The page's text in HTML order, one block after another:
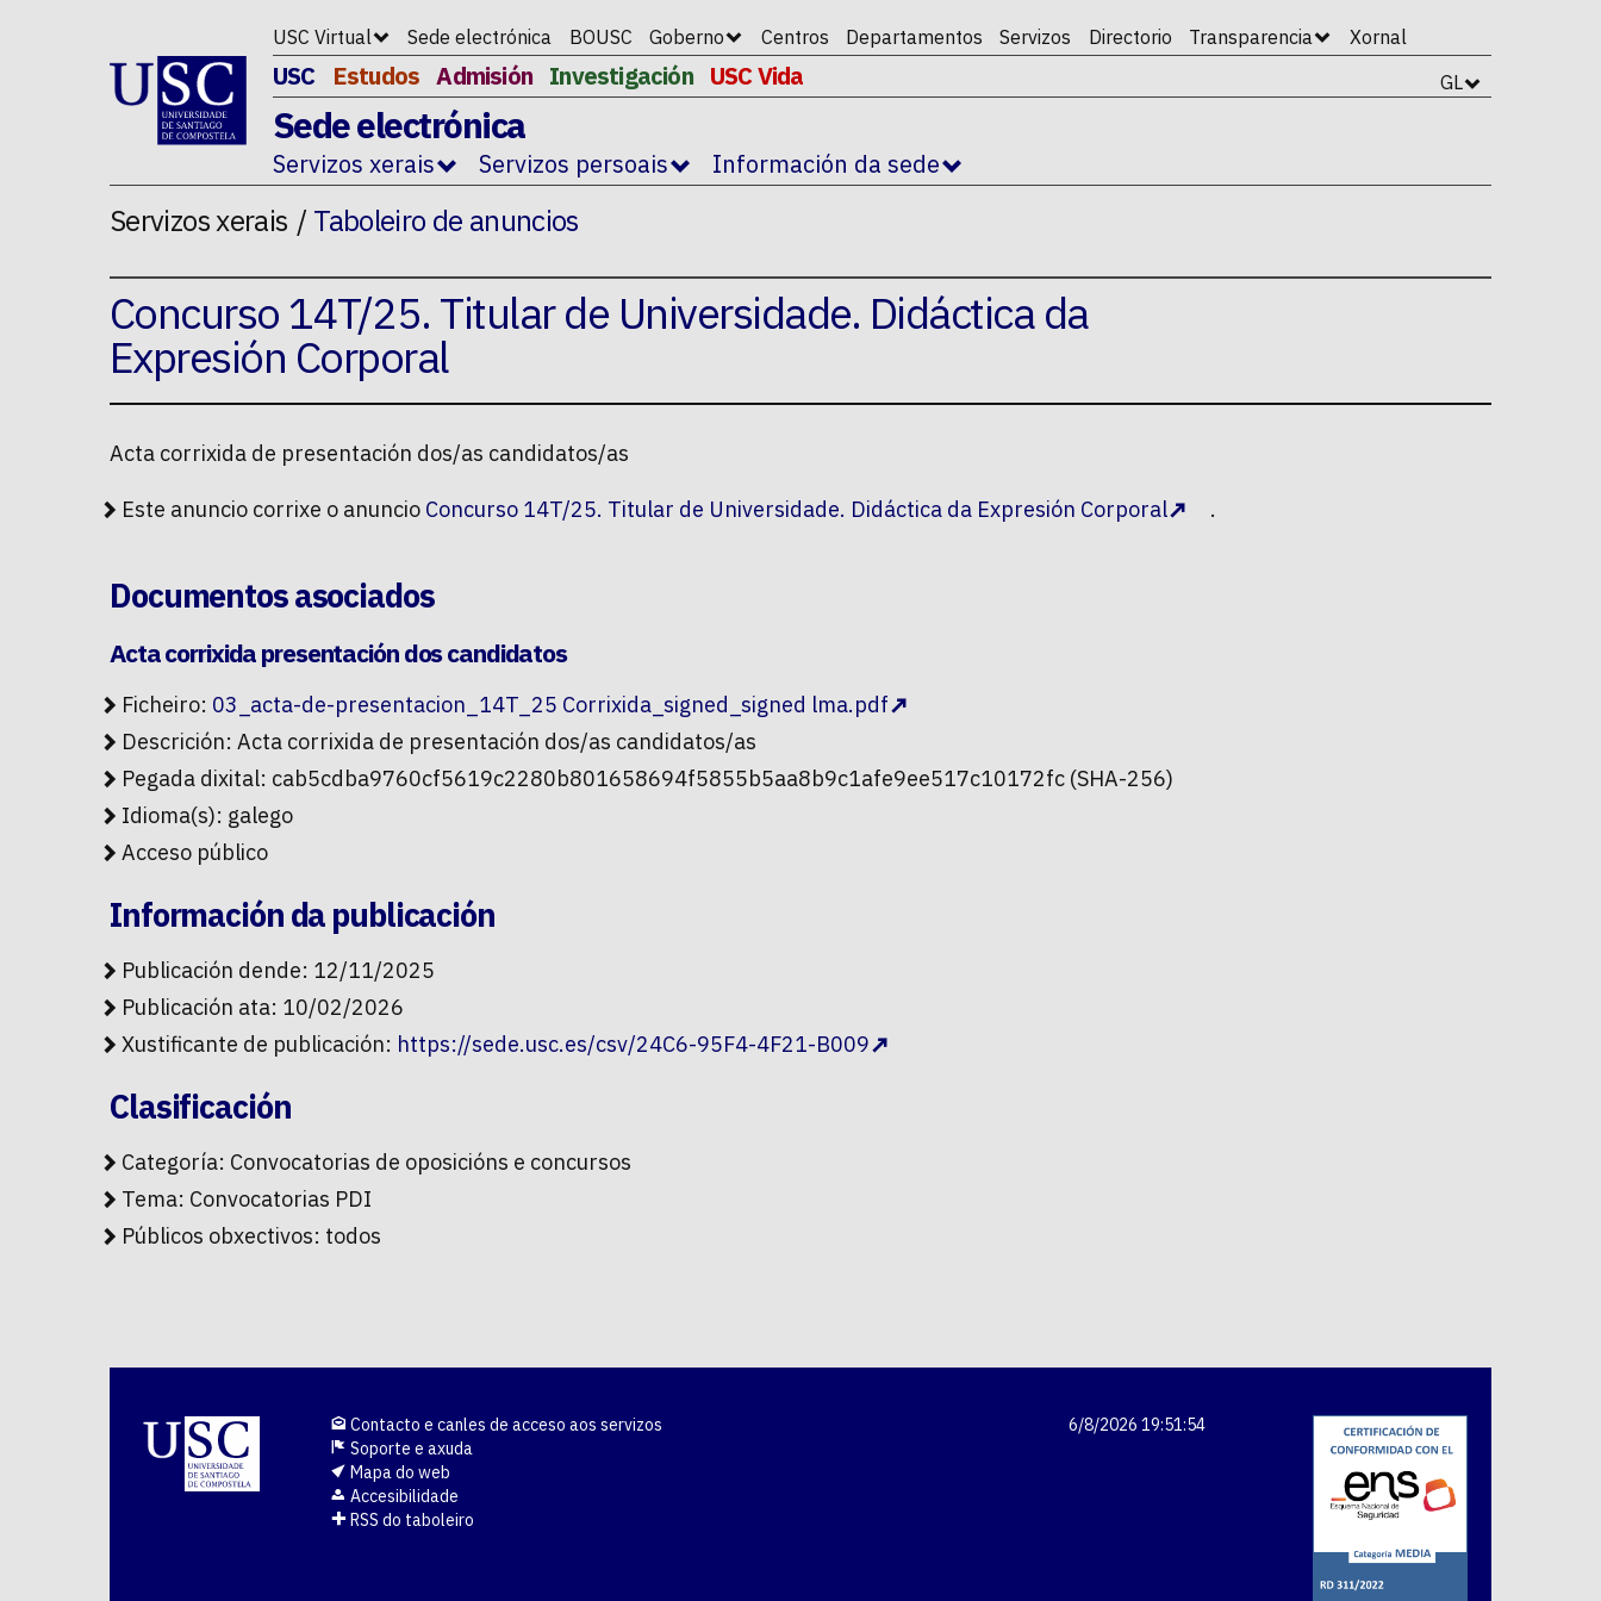
USC Virtual Sede electrónica BOUSC Goberno Centros Departamentos Servizos Directorio Transparencia Xornal
USC Estudos Admisión Investigación USC Vida
Sede electrónica
Servizos xerais Servizos persoais Información da sede
GL
Servizos xerais Taboleiro de anuncios
Concurso 14T/25. Titular de Universidade. Didáctica da
Expresión Corporal
Acta corrixida de presentación dos/as candidatos/as
Este anuncio corrixe o anuncio Concurso 14T/25. Titular de Universidade. Didáctica da Expresión Corporal .
Documentos asociados
Acta corrixida presentación dos candidatos
Ficheiro: 03_acta-de-presentacion_14T_25 Corrixida_signed_signed lma.pdf
Descrición: Acta corrixida de presentación dos/as candidatos/as
Pegada dixital: cab5cdba9760cf5619c2280b801658694f5855b5aa8b9c1afe9ee517c10172fc (SHA-256)
Idioma(s): galego
Acceso público
Información da publicación
Publicación dende: 12/11/2025
Publicación ata: 10/02/2026
Xustificante de publicación: https://sede.usc.es/csv/24C6-95F4-4F21-B009
Clasificación
Categoría: Convocatorias de oposicións e concursos
Tema: Convocatorias PDI
Públicos obxectivos: todos
Contacto e canles de acceso aos servizos
Soporte e axuda
Mapa do web
Accesibilidade
RSS do taboleiro
6/8/2026 19:51:54